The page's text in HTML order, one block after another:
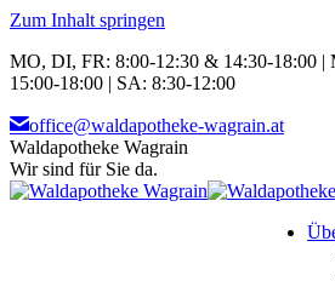
Zum Inhalt springen
MO, DI, FR: 8:00-12:30 & 14:30-18:00
15:00-18:00 | SA: 8:30-12:00
office@waldapotheke-wagrain.at
Waldapotheke Wagrain
Wir sind für Sie da.